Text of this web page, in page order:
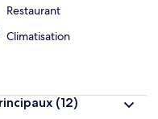
t
Restaurant
Climatisation
(12)